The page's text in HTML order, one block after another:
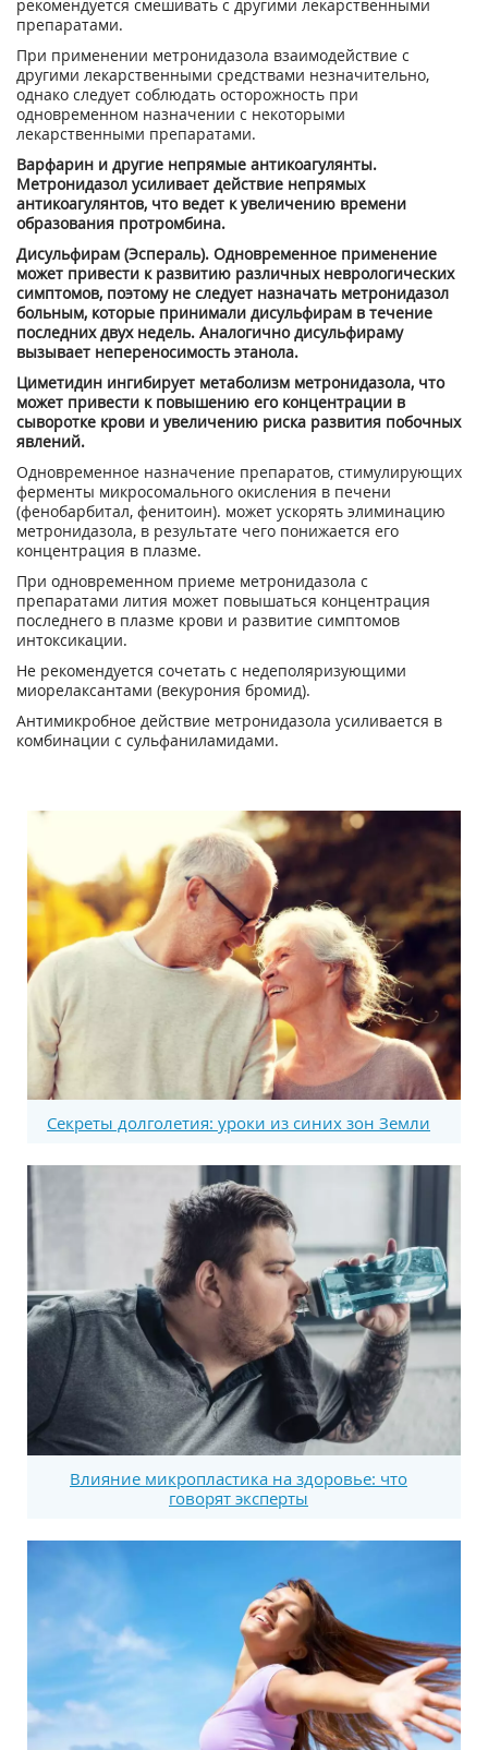
рекомендуется смешивать с другими лекарственными
препаратами.
При применении метронидазола взаимодействие с
другими лекарственными средствами незначительно,
однако следует соблюдать осторожность при
одновременном назначении с некоторыми
лекарственными препаратами.
Варфарин и другие непрямые антикоагулянты.
Метронидазол усиливает действие непрямых
антикоагулянтов, что ведет к увеличению времени
образования протромбина.
Дисульфирам (Эспераль). Одновременное применение
может привести к развитию различных неврологических
симптомов, поэтому не следует назначать метронидазол
больным, которые принимали дисульфирам в течение
последних двух недель. Аналогично дисульфираму
вызывает непереносимость этанола.
Циметидин ингибирует метаболизм метронидазола, что
может привести к повышению его концентрации в
сыворотке крови и увеличению риска развития побочных
явлений.
Одновременное назначение препаратов, стимулирующих
ферменты микросомального окисления в печени
(фенобарбитал, фенитоин). может ускорять элиминацию
метронидазола, в результате чего понижается его
концентрация в плазме.
При одновременном приеме метронидазола с
препаратами лития может повышаться концентрация
последнего в плазме крови и развитие симптомов
интоксикации.
Не рекомендуется сочетать с недеполяризующими
миорелаксантами (векурония бромид).
Антимикробное действие метронидазола усиливается в
комбинации с сульфаниламидами.
Секреты долголетия: уроки из синих зон Земли
Влияние микропластика на здоровье: что
говорят эксперты